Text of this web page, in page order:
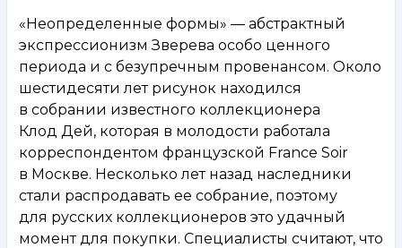
«Неопределенные формы» — абстрактный
экспрессионизм Зверева особо ценного
периода и с безупречным провенансом. Около
шестидесяти лет рисунок находился
в собрании известного коллекционера
Клод Дей, которая в молодости работала
корреспондентом французской France Soir
в Москве. Несколько лет назад наследники
стали распродавать ее собрание, поэтому
для русских коллекционеров это удачный
момент для покупки. Специалисты считают, что